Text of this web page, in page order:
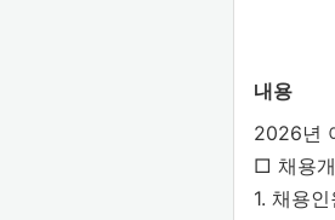
내용
2026년
□ 채용
1. 채용